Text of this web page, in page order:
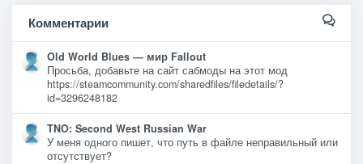
Комментарии
Old World Blues — мир Fallout
Просьба, добавьте на сайт сабмоды на этот мод
https://steamcommunity.com/sharedfiles/filedetails/?
id=3296248182
TNO: Second West Russian War
У меня одного пишет, что путь в файле неправильный или
отсутствует?